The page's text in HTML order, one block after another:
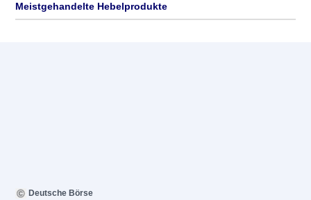
Meistgehandelte Hebelprodukte
Deutsche Börse